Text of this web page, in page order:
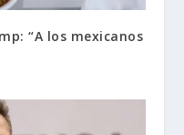
“A los mexicanos